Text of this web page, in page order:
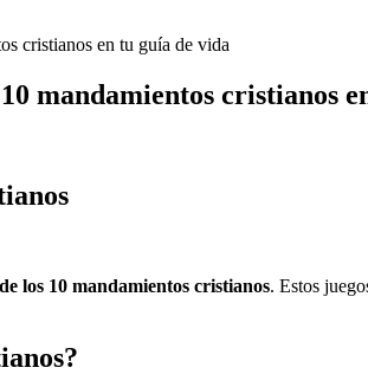
cristianos en tu guía de vida
mandamientos cristianos
los 10 mandamientos cristianos. Estos